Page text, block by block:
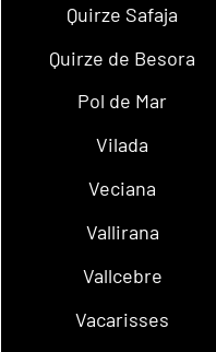
Quirze Safaja
Quirze de Besora
Pol de Mar
Vilada
Veciana
Vallirana
Vallcebre
Vacarisses